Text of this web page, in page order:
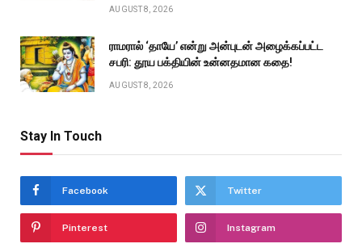
AUGUST 8, 2026
ராமரால் ‘தாயே’ என்று அன்புடன் அழைக்கப்பட்ட
சபரி: தூய பக்தியின் உன்னதமான கதை!
AUGUST 8, 2026
Stay In Touch
Facebook Twitter
Pinterest Instagram